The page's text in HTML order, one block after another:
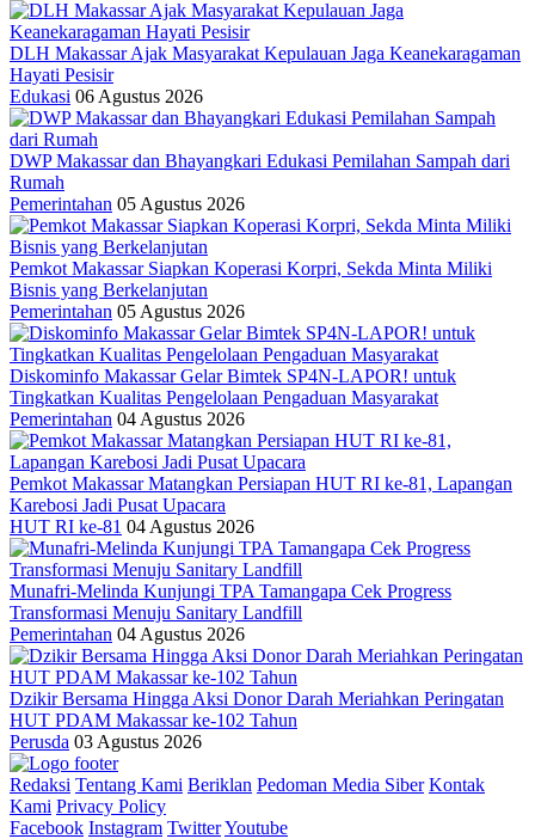
DLH Makassar Ajak Masyarakat Kepulauan Jaga Keanekaragaman
Hayati Pesisir
Edukasi 06 Agustus 2026
DWP Makassar dan Bhayangkari Edukasi Pemilahan Sampah dari
Rumah
Pemerintahan 05 Agustus 2026
Pemkot Makassar Siapkan Koperasi Korpri, Sekda Minta Miliki
Bisnis yang Berkelanjutan
Pemerintahan 05 Agustus 2026
Diskominfo Makassar Gelar Bimtek SP4N-LAPOR! untuk
Tingkatkan Kualitas Pengelolaan Pengaduan Masyarakat
Pemerintahan 04 Agustus 2026
Pemkot Makassar Matangkan Persiapan HUT RI ke-81, Lapangan
Karebosi Jadi Pusat Upacara
HUT RI ke-81 04 Agustus 2026
Munafri-Melinda Kunjungi TPA Tamangapa Cek Progress
Transformasi Menuju Sanitary Landfill
Pemerintahan 04 Agustus 2026
Dzikir Bersama Hingga Aksi Donor Darah Meriahkan Peringatan
HUT PDAM Makassar ke-102 Tahun
Perusda 03 Agustus 2026
Redaksi Tentang Kami Beriklan Pedoman Media Siber Kontak
Kami Privacy Policy
Facebook Instagram TwitterYoutube